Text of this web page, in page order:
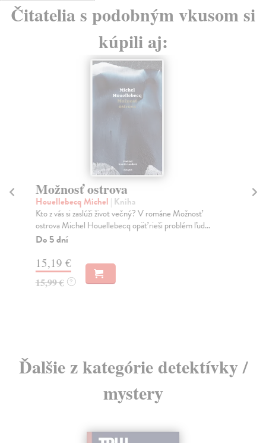
Čitatelia s podobným vkusom si
kúpili aj:
Možnosť ostrova
Houellebecq Michel | Kniha
Kto z vás si zaslúži život večný? V románe Možnosť
ostrova Michel Houellebecq opäť rieši problém ľud...
Do 5 dní
15,19 €
15,99 € ?
Ďalšie z kategórie detektívky /
mystery